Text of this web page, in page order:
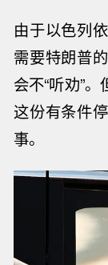
由于以色列
需要特朗普
会不“听劝”
这份有条件
事。